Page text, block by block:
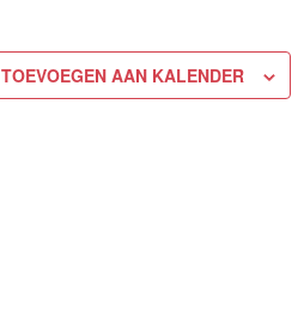
TOEVOEGEN AAN KALENDER